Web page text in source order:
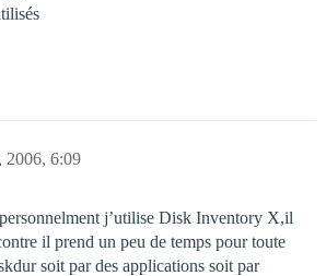
2006, 6:09
j’utilise Disk Inventory X,il
il prend un peu de temps pour toute
soit par des applications soit par